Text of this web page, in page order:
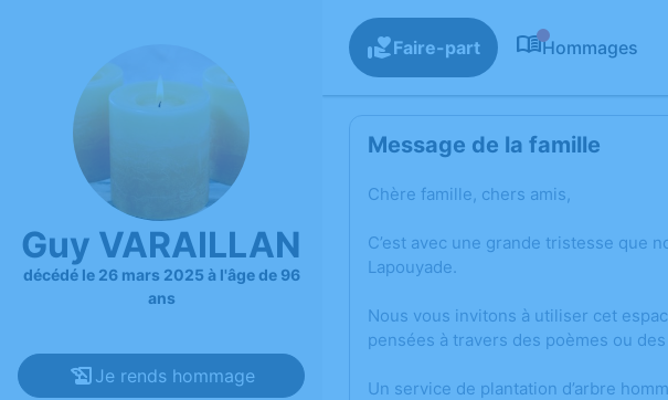
Guy VARAILLAN
décédé le 26 mars 2025 à l'âge de 96
ans
Je rends hommage
Faire-part Hommages
Message de la famille
Chère famille, chers amis,
C’est avec une grande tristesse que
Lapouyade.
Nous vous invitons à utiliser cet
pensées à travers des poèmes ou
Un service de plantation d’arbre